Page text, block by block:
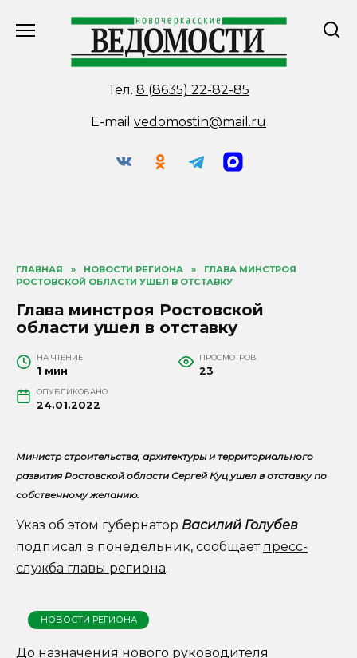
Тел. 8 (8635) 22-82-85
E-mail vedomostin@mail.ru
ГЛАВНАЯ » НОВОСТИ РЕГИОНА »
ГЛАВА МИНСТРОЯ
РОСТОВСКОЙ ОБЛАСТИ УШЕЛ В ОТСТАВКУ
Глава минстроя Ростовской
области ушел в отставку
НА ЧТЕНИЕ
1 мин
ПРОСМОТРОВ
23
ОПУБЛИКОВАНО
24.01.2022
Министр строительства, архитектуры и территориального
развития Ростовской области Сергей Куц ушел в отставку по
собственному желанию.
Указ об этом губернатор Василий Голубев
подписал в понедельник, сообщает пресс-
служба главы региона.
НОВОСТИ РЕГИОНА
До назначения нового руководителя